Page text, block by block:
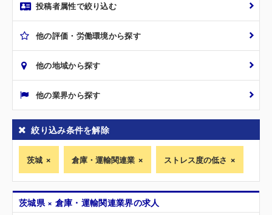
投稿者属性で絞り込む
他の評価・労働環境から探す
他の地域から探す
他の業界から探す
絞り込み条件を解除
茨城 倉庫・運輸関連業 ストレス度の低さ
茨城県 × 倉庫・運輸関連業界の求人